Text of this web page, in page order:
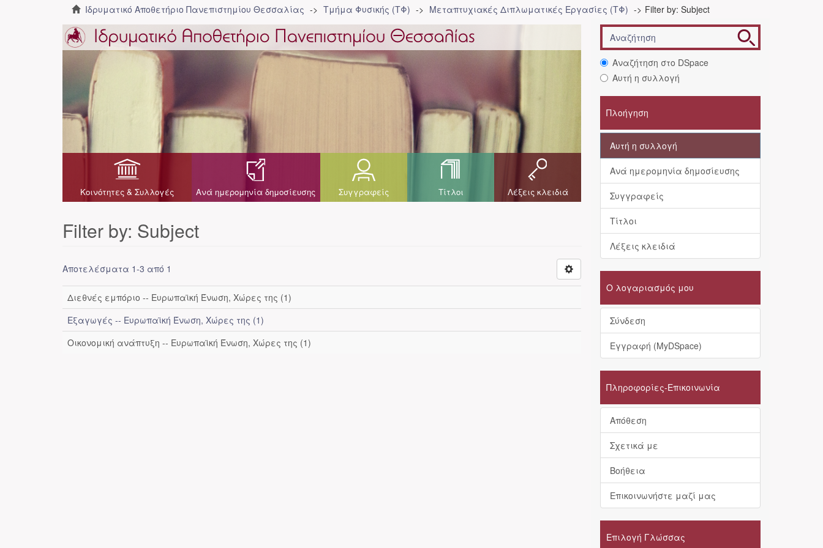
Ιδρυματικό Αποθετήριο Πανεπιστημίου Θεσσαλίας Τμήμα Φυσικής (ΤΦ) Μεταπτυχιακές Διπλωματικές Εργασίες (ΤΦ) Filter by: Subject
Κοινότητες & Συλλογές Ανά ημερομηνία δημοσίευσης Συγγραφείς Τίτλοι Λέξεις κλειδιά
Filter by: Subject
Αποτελέσματα 1-3 από 1
Διεθνές εμπόριο -- Ευρωπαϊκή Ένωση, Χώρες της (1)
Εξαγωγές -- Ευρωπαϊκή Ένωση, Χώρες της (1)
Οικονομική ανάπτυξη -- Ευρωπαϊκή Ένωση, Χώρες της (1)
Αναζήτηση στο DSpace
Αυτή η συλλογή
Πλοήγηση
Αυτή η συλλογή
Ανά ημερομηνία δημοσίευσης
Συγγραφείς
Τίτλοι
Λέξεις κλειδιά
Ο λογαριασμός μου
Σύνδεση
Εγγραφή (MyDSpace)
Πληροφορίες-Επικοινωνία
Απόθεση
Σχετικά με
Βοήθεια
Επικοινωνήστε μαζί μας
Επιλογή Γλώσσας